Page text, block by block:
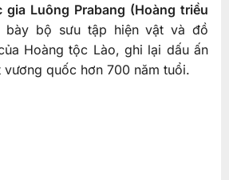
gia Luông Prabang (Hoàng triều
bày bộ sưu tập hiện vật và đồ
Hoàng tộc Lào, ghi lại dấu ấn
vương quốc hơn 700 năm tuổi.